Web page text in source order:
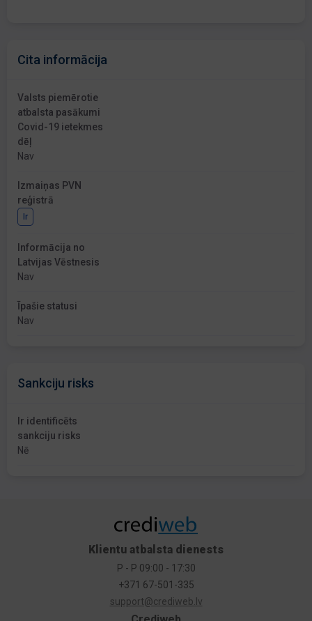
Cita informācija
Valsts piemērotie
atbalsta pasākumi
Covid-19 ietekmes
dēļ
Nav
Izmaiņas PVN
reģistrā
Ir
Informācija no
Latvijas Vēstnesis
Nav
Īpašie statusi
Nav
Sankciju risks
Ir identificēts
sankciju risks
Nē
Klientu atbalsta dienests
P - P 09:00 - 17:30
+371 67-501-335
support@crediweb.lv